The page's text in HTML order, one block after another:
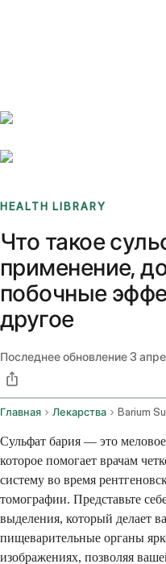
HEALTH LIBRARY
Что такое
применение,
побочные
другое
Последнее обновление3
Главная Лекарства Barium
Сульфат бария — это
которое помогает врачам
систему во время
томографии. Представьте
выделения, который делает
пищеварительные органы
изображениях, позволяя